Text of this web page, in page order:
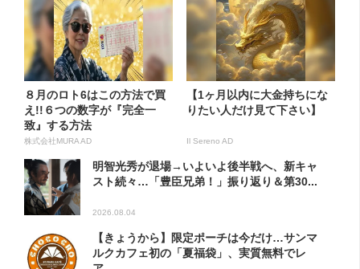
８月のロト6はこの方法で買
え!!６つの数字が『完全一
致』する方法
株式会社MURA AD
【1ヶ月以内に大金持ちにな
りたい人だけ見て下さい】
Il Sereno AD
明智光秀が退場→いよいよ後半戦へ、新キャ
スト続々…「豊臣兄弟！」振り返り＆第30...
2026.08.04
【きょうから】限定ポーチは今だけ…サンマ
ルクカフェ初の「夏福袋」、実質無料でレ